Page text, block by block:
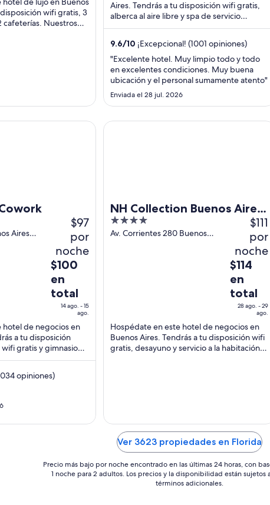
total
por
wifi gratis, 3
cafeterías. Nuestros
total
noche
del
31
ago
al
Aires. Tendrás a tu disposición wifi gratis,
alberca al aire libre y spa de servicio
completo. Nuestros huéspedes destacan
9.6/10 ¡Excepcional! (1001 opiniones)
"Excelente hotel. Muy limpio todo y todo
en excelentes condiciones. Muy buena
ubicación y el personal sumamente atento"
Enviada el 28 jul. 2026
Aires
$97
por
noche
El
precio
es
de
en
total
por
noche
del
15
$100
en
total
14 ago. - 15
ago.
hotel de negocios en
a tu disposición
gratis y gimnasio
Nuestros huéspedes
opiniones)
NH Collection Buenos Aires
Jousten
4
out
Av. Corrientes 280 Buenos
$111
por
noche
El
precio
es
de
en
total
por
29
ago
$114
en
total
28 ago. - 29
ago.
Hospédate en este hotel de negocios en
Buenos Aires. Tendrás a tu disposición wifi
gratis, desayuno y servicio a la habitación.
NH Collection Buenos Aires Jousten
Ver 3623 propiedades en Florida
Precio más bajo por noche encontrado en las últimas 24 horas, con
1 noche para 2 adultos. Los precios y la disponibilidad están sujetos
términos adicionales.